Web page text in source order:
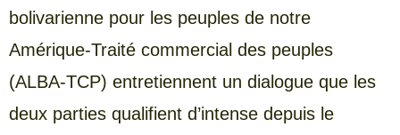
bolivarienne pour les peuples de notre
Amérique-Traité commercial des peuples
(ALBA-TCP) entretiennent un dialogue que les
deux parties qualifient d’intense depuis le